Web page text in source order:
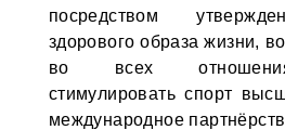
посредством
здорового образа жизни,
во всех
стимулировать спорт
международное